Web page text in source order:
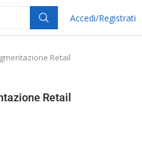
Accedi/Registrati
Retail
Retail